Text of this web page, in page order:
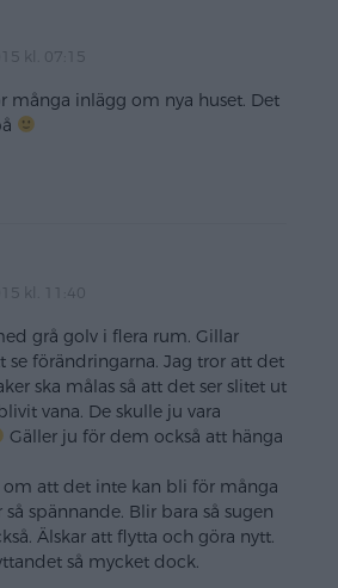
kl. 07:15
många inlägg om nya huset. Det
kl. 11:40
grå golv i flera rum. Gillar
se förändringarna. Jag tror att det
ska målas så att det ser slitet ut
vana. De skulle ju vara
Gäller ju för dem också att hänga
att det inte kan bli för många
spännande. Blir bara så sugen
Älskar att flytta och göra nytt.
så mycket dock.